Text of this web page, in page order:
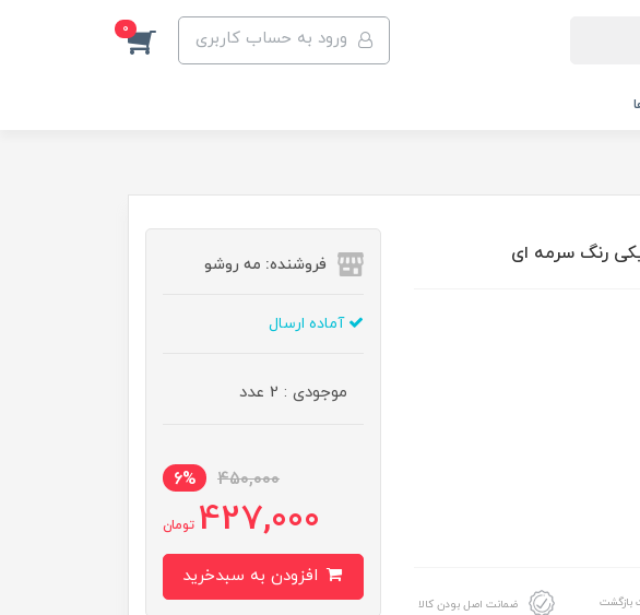
ورود به حساب کاربری 0
رنگ سرمه ای
ضمانت اصل بودن کالا
فروشنده: مه رو‌شو
آماده ارسال
موجودی : 2 عدد
450,000
6%
427,000 تومان